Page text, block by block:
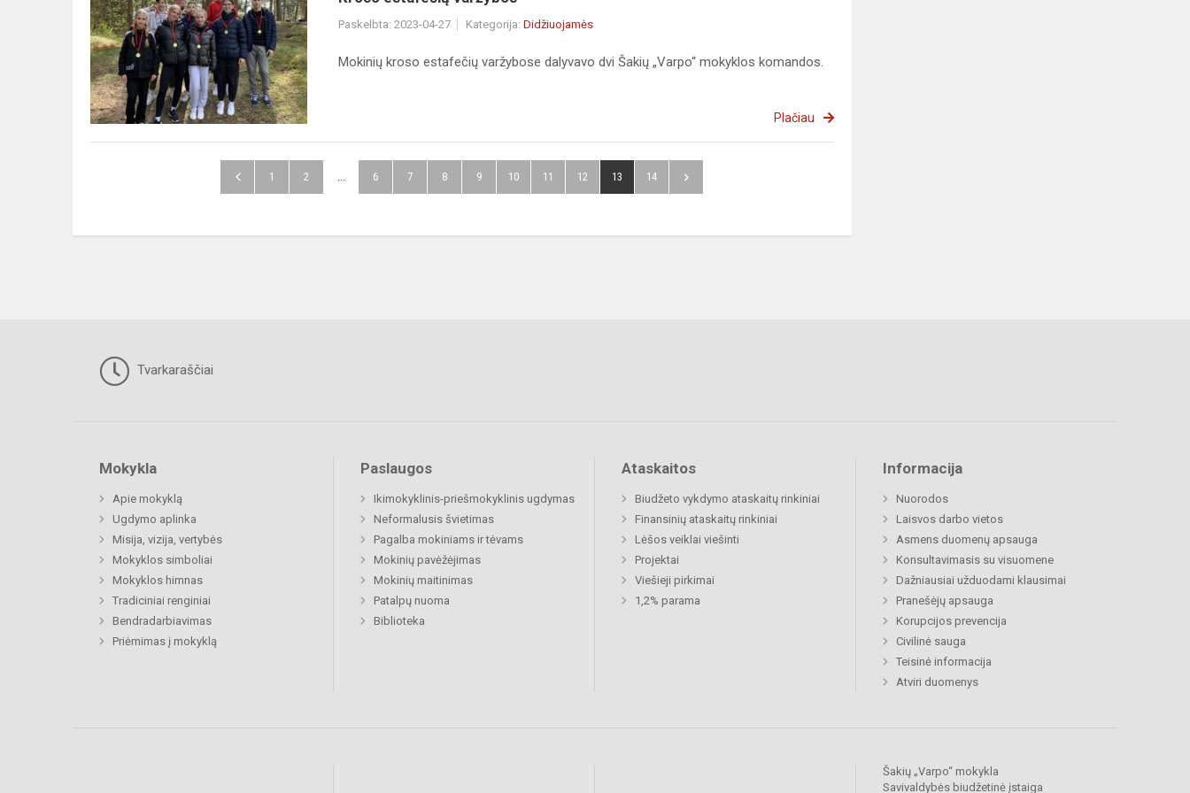
estafečių
varžybos
Paskelbta: 2023-04-27 Kategorija: Didžiuojamės
Mokinių kroso estafečių varžybose dalyvavo dvi Šakių „Varpo“ mokyklos komandos.
Plačiau
1 2 6 7 8 9 10 11 12 13 14
Tvarkaraščiai
Mokykla
Apie mokyklą
Ugdymo aplinka
Misija, vizija, vertybės
Mokyklos simboliai
Mokyklos himnas
Tradiciniai renginiai
Bendradarbiavimas
Priėmimas į mokyklą
Paslaugos
Ikimokyklinis-priešmokyklinis ugdymas
Neformalusis švietimas
Pagalba mokiniams ir tėvams
Mokinių pavėžėjimas
Mokinių maitinimas
Patalpų nuoma
Biblioteka
Ataskaitos
Biudžeto vykdymo ataskaitų rinkiniai
Finansinių ataskaitų rinkiniai
Lėšos veiklai viešinti
Projektai
Viešieji pirkimai
1,2% parama
Informacija
Nuorodos
Laisvos darbo vietos
Asmens duomenų apsauga
Konsultavimasis su visuomene
Dažniausiai užduodami klausimai
Pranešėjų apsauga
Korupcijos prevencija
Civilinė sauga
Teisinė informacija
Atviri duomenys
Šakių „Varpo“ mokykla
Savivaldybės biudžetinė įstaiga